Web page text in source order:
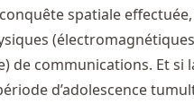
spatiale
de communications. Et si
d’adolescence